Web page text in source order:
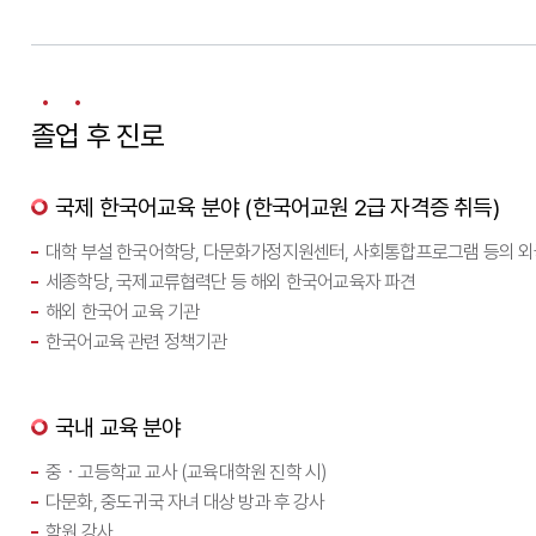
졸업 후 진로
국제 한국어교육 분야 (한국어교원 2급 자격증 취득)
대학 부설 한국어학당, 다문화가정지원센터, 사회통합프로그램 등의
세종학당, 국제교류협력단 등 해외 한국어교육자 파견
해외 한국어 교육 기관
한국어교육 관련 정책기관
국내 교육 분야
중・고등학교 교사 (교육대학원 진학 시)
다문화, 중도귀국 자녀 대상 방과 후 강사